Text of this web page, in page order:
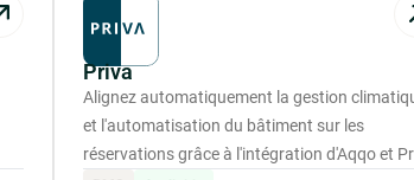
Priva
Alignez automatiquement la gestion
et l'automatisation du bâtiment sur les
réservations grâce à l'intégration d'Aqqo et